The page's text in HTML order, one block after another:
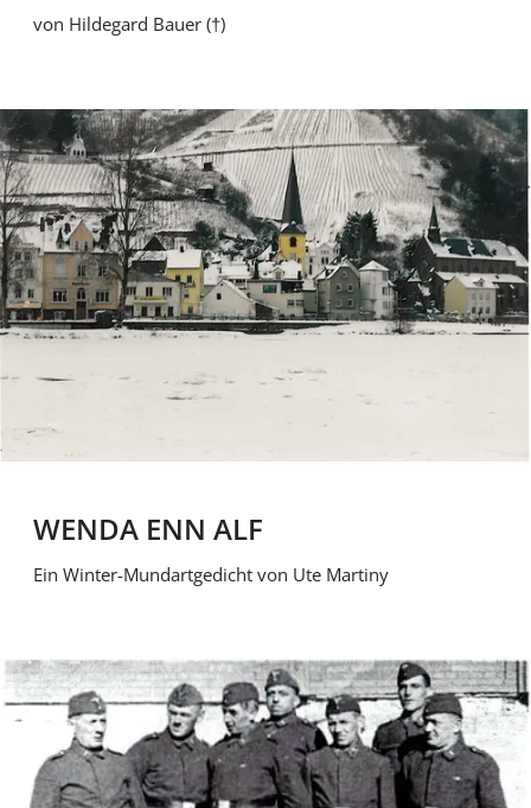
von Hildegard Bauer (†)
WENDA ENN ALF
Ein Winter-Mundartgedicht von Ute Martiny